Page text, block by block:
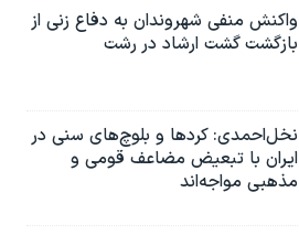
واکنش منفی شهروندان به دفاع زنی از
بازگشت گشت ارشاد در رشت
نخل‌احمدی: کردها و بلوچ‌های سنی در
ایران با تبعیض مضاعف قومی و
مذهبی مواجه‌اند